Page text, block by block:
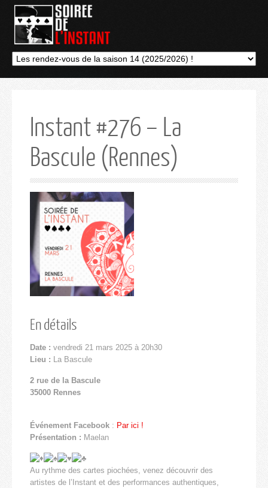
Instant #276 – La
Bascule (Rennes)
En détails
Date : vendredi 21 mars 2025 à 20h30
Lieu : La Bascule
2 rue de la Bascule
35000 Rennes
Événement Facebook : Par ici !
Présentation : Maelan
Au rythme des cartes piochées, venez découvrir des
artistes de l’Instant et des performances authentiques,